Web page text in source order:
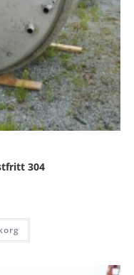
304